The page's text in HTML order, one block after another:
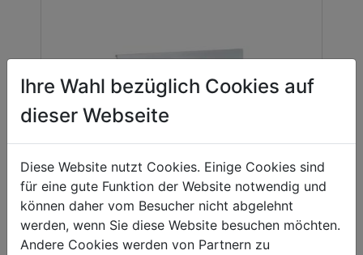
Ihre Wahl bezüglich Cookies auf
dieser Webseite
Diese Website nutzt Cookies. Einige Cookies sind
für eine gute Funktion der Website notwendig und
können daher vom Besucher nicht abgelehnt
werden, wenn Sie diese Website besuchen möchten.
Andere Cookies werden von Partnern zu